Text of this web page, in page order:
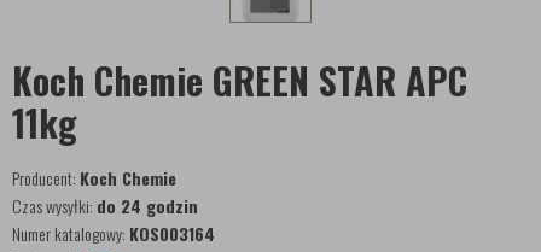
Koch Chemie GREEN STAR APC
11kg
Producent: Koch Chemie
Czas wysyłki: do 24 godzin
Numer katalogowy: KOS003164